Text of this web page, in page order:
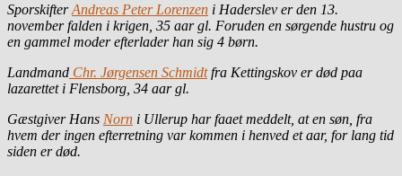
SporskifterAndreas Peter Lorenzen i Haderslev er den 13.
november falden i krigen, 35 aar gl. Foruden en sørgende hustru og
en gammel moder efterlader han sig 4 børn.
Landmand Chr. Jørgensen Schmidtfra Kettingskov er død paa
lazarettet i Flensborg, 34 aar gl.
Gæstgiver Hans Norn i Ullerup har faaet meddelt, at en søn, fra
hvem der ingen efterretning var kommen i henved et aar, for lang tid
siden er død.